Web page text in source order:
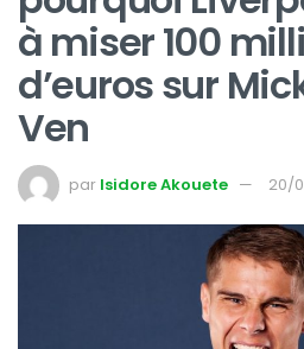
à miser 100
d’euros sur
Ven
par Isidore Akouete 20/